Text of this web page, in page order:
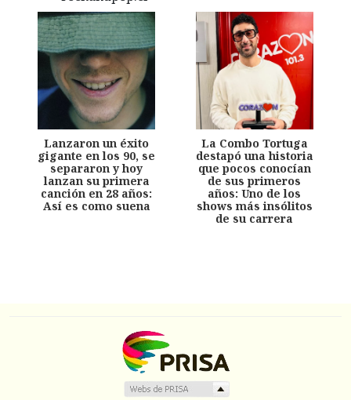
Lanzaron un éxito
gigante en los 90, se
separaron y hoy
lanzan su primera
canción en 28 años:
Así es como suena
La Combo Tortuga
destapó una historia
que pocos conocían
de sus primeros
años: Uno de los
shows más insólitos
de su carrera